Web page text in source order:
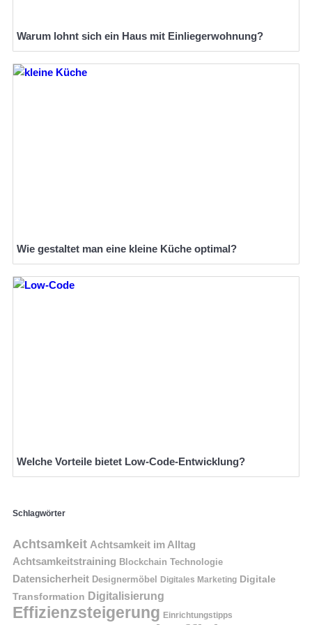
Warum lohnt sich ein Haus mit Einliegerwohnung?
Wie gestaltet man eine kleine Küche optimal?
Welche Vorteile bietet Low-Code-Entwicklung?
Schlagwörter
Achtsamkeit Achtsamkeit im Alltag
Achtsamkeitstraining Blockchain Technologie
Datensicherheit Designermöbel Digitales Marketing Digitale
Transformation Digitalisierung
Effizienzsteigerung Einrichtungstipps